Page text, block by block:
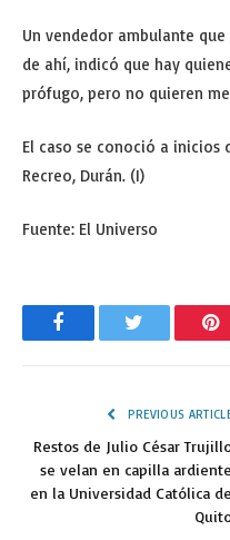
Un vendedor ambulante
de ahí, indicó que hay
prófugo, pero no quieren
El caso se conoció a inicios
Recreo, Durán. (I)
Fuente: El Universo
FacebookTwitter
PREVIOUS
Restos de Julio César
se velan en capilla ardiente
en la Universidad Católica de